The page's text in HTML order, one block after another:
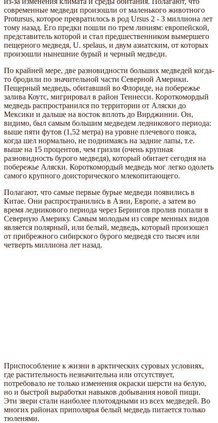
современные медведи произошли от маленького животного
Protursus, которое превратилось в род Ursus 2 - 3 миллиона лет
тому назад. Его предки пошли по трем линиям: европейской,
представитель которой и стал предшественником вымершего
пещерного медведя, U. spelaus, и двум азиатским, от которых
произошли нынешние бурый и черный медведи.
По крайней мере, две разновидности больших медведей когда-
то бродили по значительной части Северной Америки.
Пещерный медведь, обитавший во Флориде, на побережье
залива Коутс, мигрировал в район Теннесси. Короткомордый
медведь распространился по территории от Аляски до
Мексики и дальше на восток вплоть до Вирджинии. Он,
видимо, был самым большим медведем ледникового периода:
выше пяти футов (1,52 метра) на уровне плечевого пояса,
когда шел нормально, не поднимаясь на задние лапы, т.е.
выше на 15 процентов, чем гризли (очень крупная
разновидность бурого медведя), который обитает сегодня на
побережье Аляски. Короткомордый медведь мог легко одолеть
самого крупного доисторического млекопитающего.
Полагают, что самые первые бурые медведи появились в
Китае. Они распространились в Азии, Европе, а затем во
время ледникового периода через Берингов пролив попали в
Северную Америку. Самым молодым из совре менных видов
является полярный, или белый, медведь, который произошел
от прибрежного сибирского бурого медведя сто тысяч или
четверть миллиона лет назад.
Приспособление к жизни в арктических суровых условиях,
где растительность незначительна или отсутствует,
потребовало не только изменения окраски шерсти на белую,
но и быстрой выработки навыков добывания новой пищи.
Эти звери стали наиболее плотоядными из всех медведей. Во
многих районах приполярья белый медведь питается только
тюленями.